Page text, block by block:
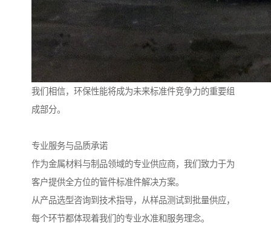
我们相信，环保性能将成为未来标准件竞争力的重要组
成部分。
专业服务与品质承诺
作为金属材料与制品领域的专业供应商，我们致力于为
客户提供全方位的管件标准件解决方案。
从产品选型咨询到技术指导，从样品测试到批量供应，
每个环节都体现着我们的专业水准和服务理念。